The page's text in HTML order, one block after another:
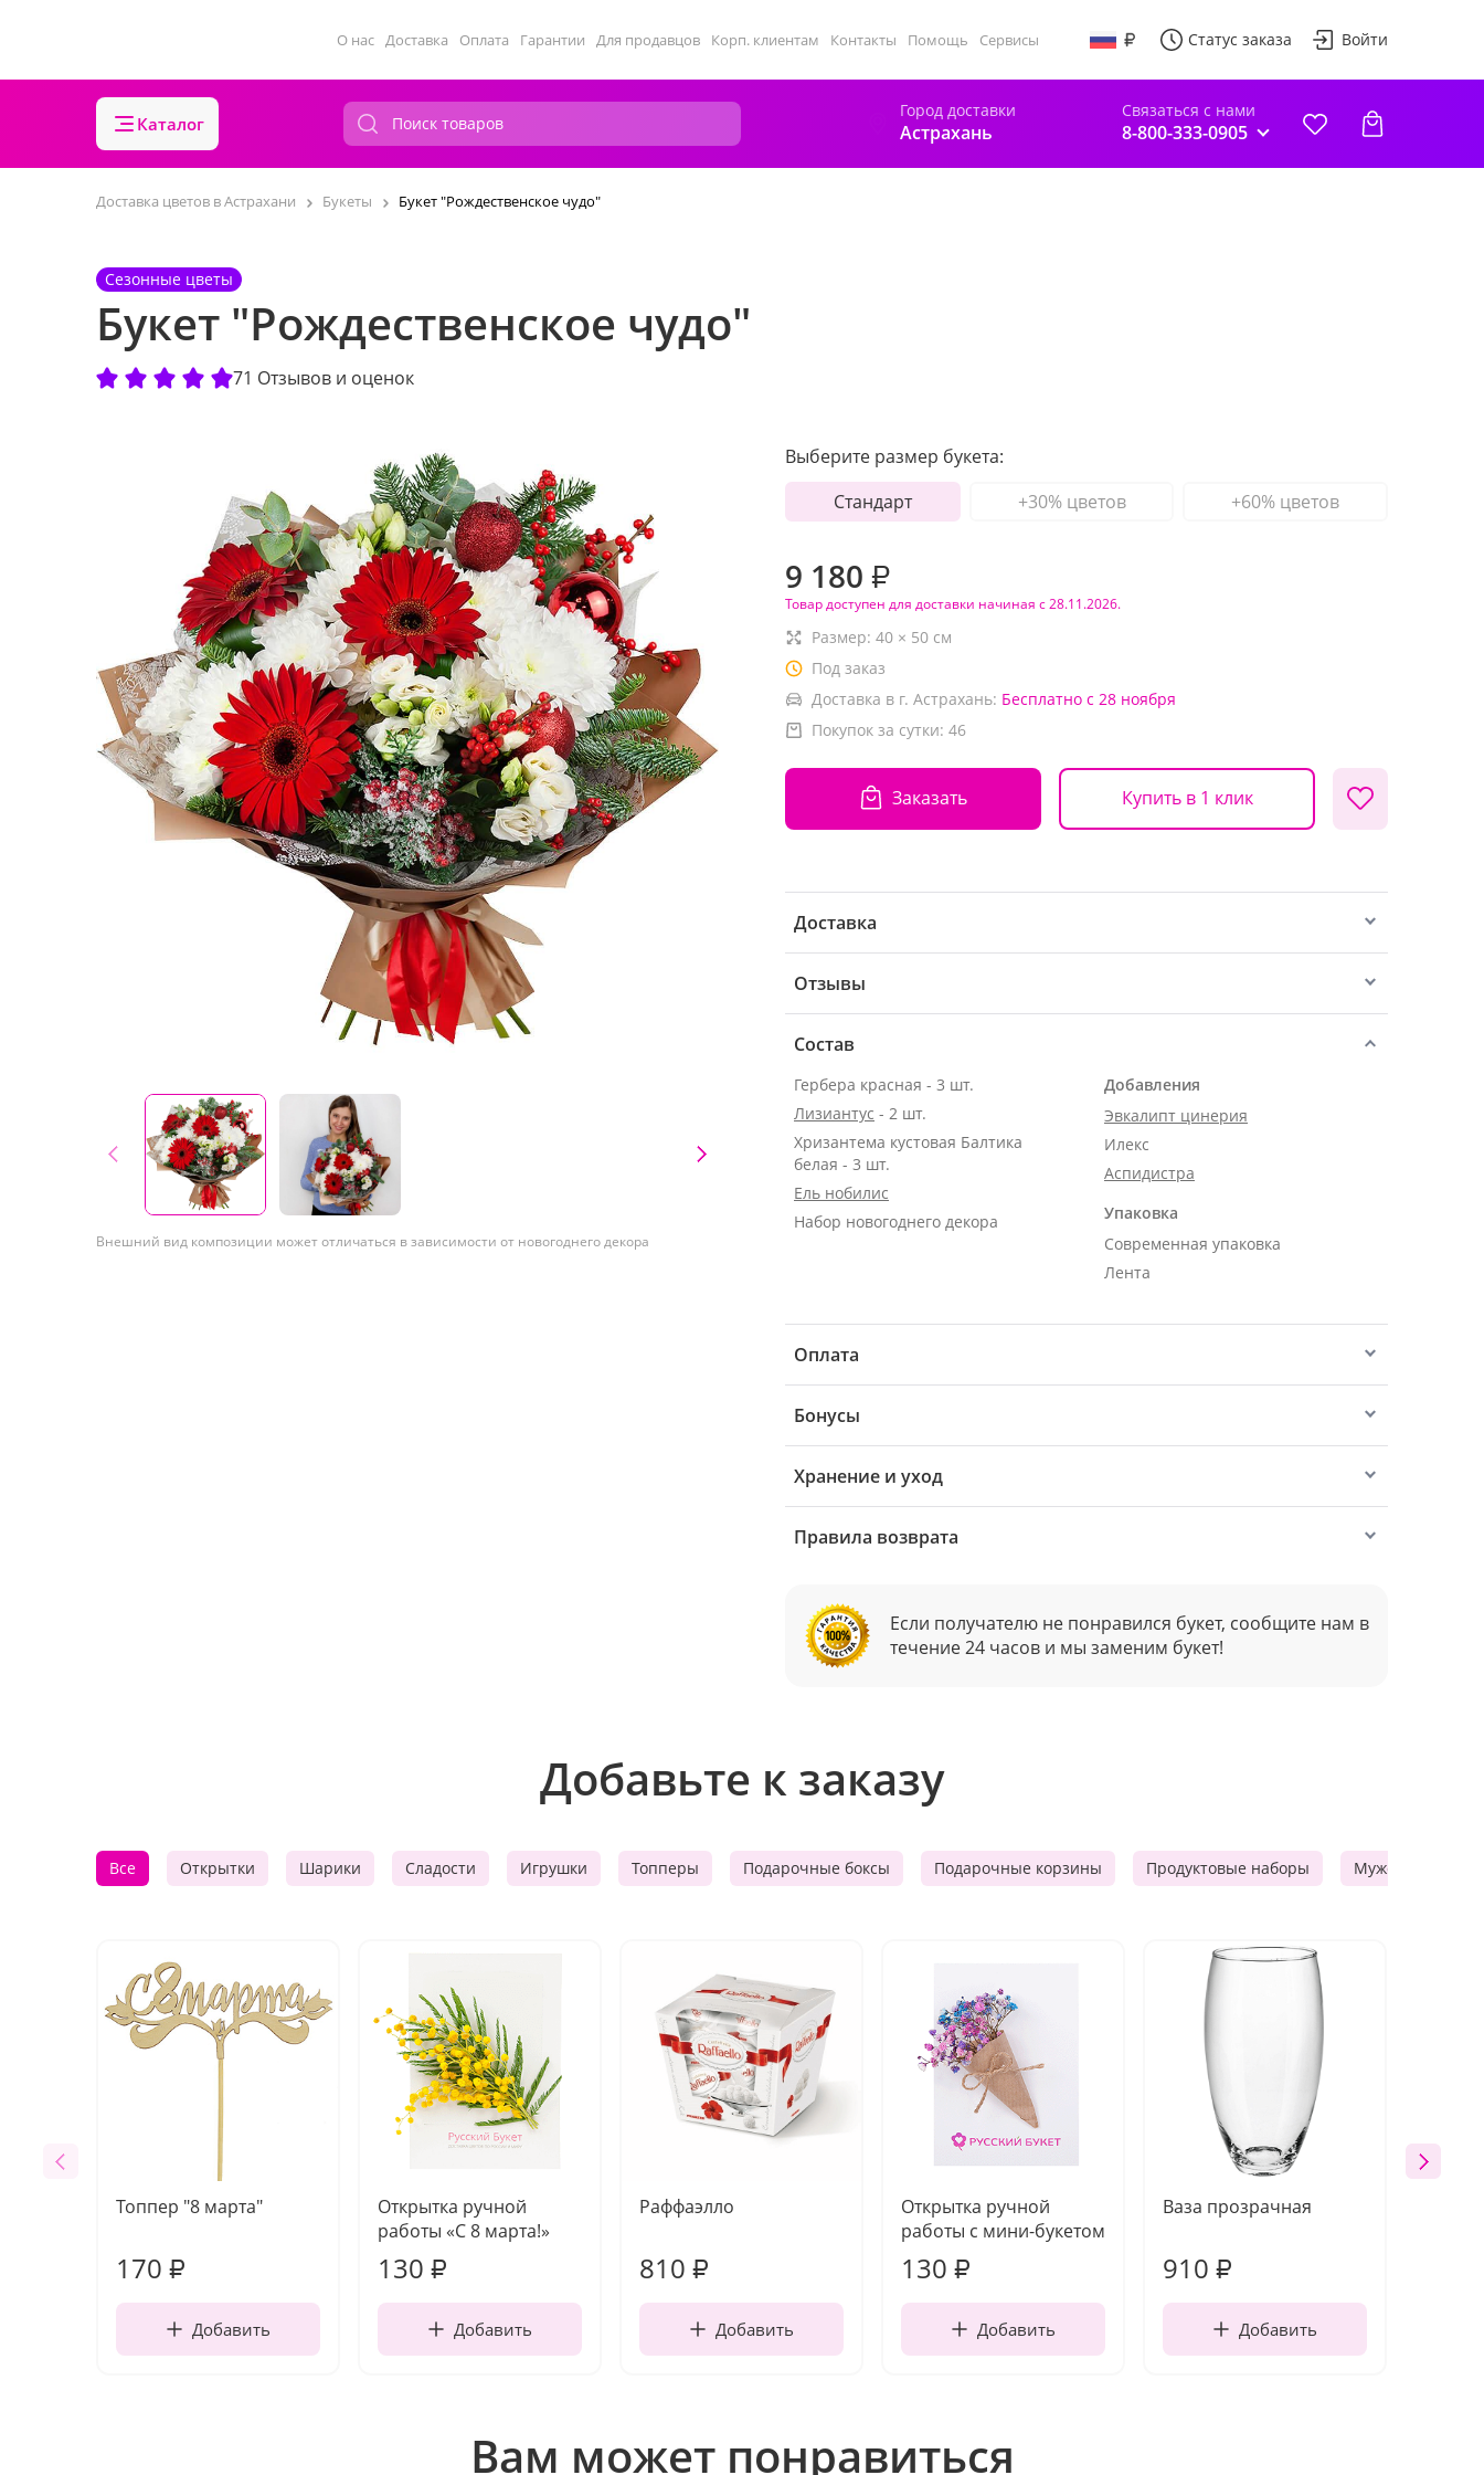
О нас Доставка Оплата Гарантии Для продавцов Корп. клиентам Контакты Помощь Сервисы Статус заказа Войти
Каталог
Город доставки
Астрахань
Связаться с нами
8-800-333-0905
Доставка цветов в Астрахани Букеты Букет "Рождественское чудо"
Сезонные цветы
Букет "Рождественское чудо"
71 Отзывов и оценок
Внешний вид композиции может отличаться в зависимости от новогоднего декора
Выберите размер букета:
Стандарт
+30% цветов +60% цветов
9 180 ₽
Товар доступен для доставки начиная с 28.11.2026.
Размер: 40 × 50 см
Под заказ
Доставка в г. Астрахань: Бесплатно с 28 ноября
Покупок за сутки: 46
Заказать Купить в 1 клик
Доставка
Отзывы
Состав
Гербера красная - 3 шт.
Лизиантус - 2 шт.
Хризантема кустовая Балтика
белая - 3 шт.
Ель нобилис
Набор новогоднего декора
Добавления
Эвкалипт цинерия
Илекс
Аспидистра
Упаковка
Современная упаковка
Лента
Оплата
Бонусы
Хранение и уход
Правила возврата
Если получателю не понравился букет, сообщите нам в
течение 24 часов и мы заменим букет!
Добавьте к заказу
Все Открытки Шарики Сладости Игрушки Топперы Подарочные боксы Подарочные корзины Продуктовые наборы Мужские
Топпер "8 марта"
170 ₽
Добавить
Открытка ручной
работы «С 8 марта!»
130 ₽
Добавить
Раффаэлло
810 ₽
Добавить
Открытка ручной
работы с мини-букетом
130 ₽
Добавить
Ваза прозрачная
910 ₽
Добавить
Вам может понравиться